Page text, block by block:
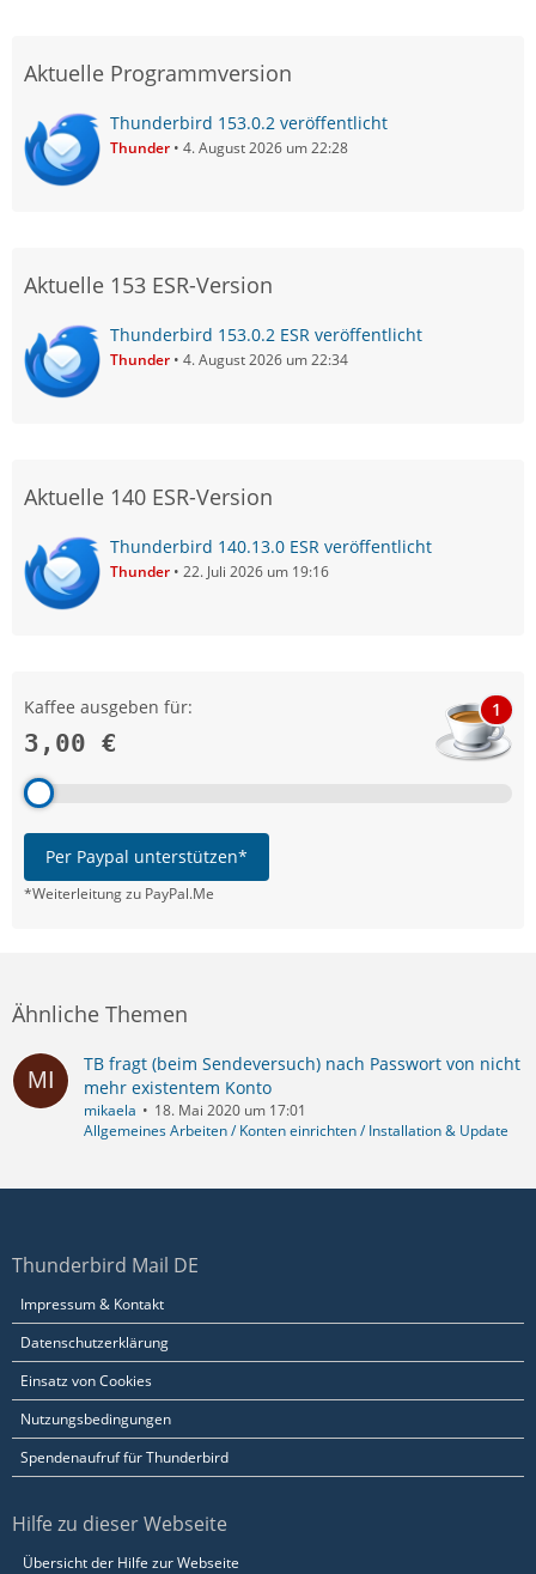
Aktuelle Programmversion
Thunderbird 153.0.2 veröffentlicht
Thunder 4. August 2026 um 22:28
Aktuelle 153 ESR-Version
Thunderbird 153.0.2 ESR veröffentlicht
Thunder 4. August 2026 um 22:34
Aktuelle 140 ESR-Version
Thunderbird 140.13.0 ESR veröffentlicht
Thunder 22. Juli 2026 um 19:16
Kaffee ausgeben für:
3,00 €
1
Per Paypal unterstützen*
*Weiterleitung zu PayPal.Me
Ähnliche Themen
TB fragt (beim Sendeversuch) nach Passwort von nicht
mehr existentem Konto
mikaela
18. Mai 2020 um 17:01
Allgemeines Arbeiten / Konten einrichten / Installation & Update
Thunderbird Mail DE
Impressum & Kontakt
Datenschutzerklärung
Einsatz von Cookies
Nutzungsbedingungen
Spendenaufruf für Thunderbird
Hilfe zu dieser Webseite
Übersicht der Hilfe zur Webseite